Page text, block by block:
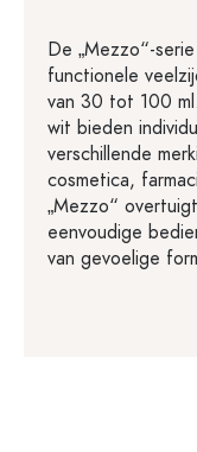
De „Mezzo“-
functionele
van 30 tot 100
wit bieden
verschillende
cosmetica,
„Mezzo“
eenvoudige
van gevoelige